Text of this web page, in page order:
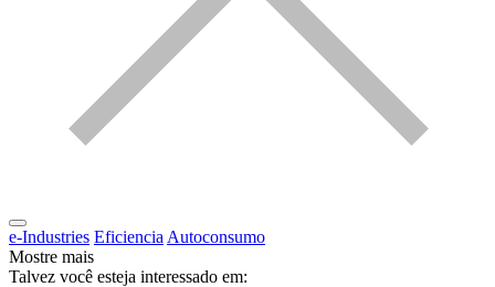
e-Industries Eficiencia Autoconsumo
Mostre mais
Talvez você esteja interessado em: